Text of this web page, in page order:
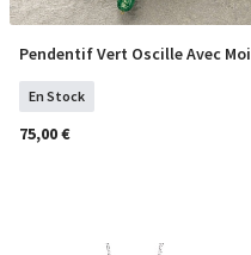
COMMANDER
Pendentif Vert Oscille Avec Moi
En Stock
75,00 €